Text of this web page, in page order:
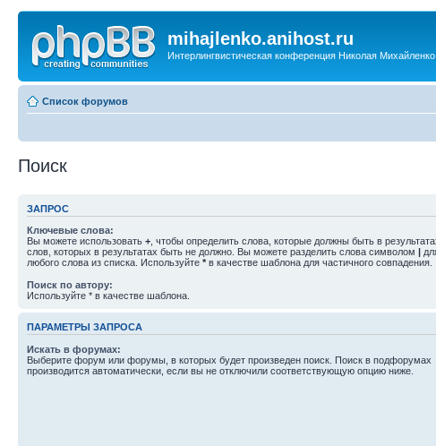
mihajlenko.anihost.ru
Интерлингвистическая конференция Николая Михайленко
Список форумов
Поиск
ЗАПРОС
Ключевые слова:
Вы можете использовать + , чтобы определить слова, которые должны быть в
слов, которых в результатах быть не должно. Вы можете разделить слова символом |
любого слова из списка. Используйте * в качестве шаблона для частичного совпадения.
Поиск по автору:
Используйте * в качестве шаблона.
ПАРАМЕТРЫ ЗАПРОСА
Искать в форумах:
Выберите форум или форумы, в которых будет произведен поиск. Поиск в подфорумах
производится автоматически, если вы не отключили соответствующую опцию ниже.